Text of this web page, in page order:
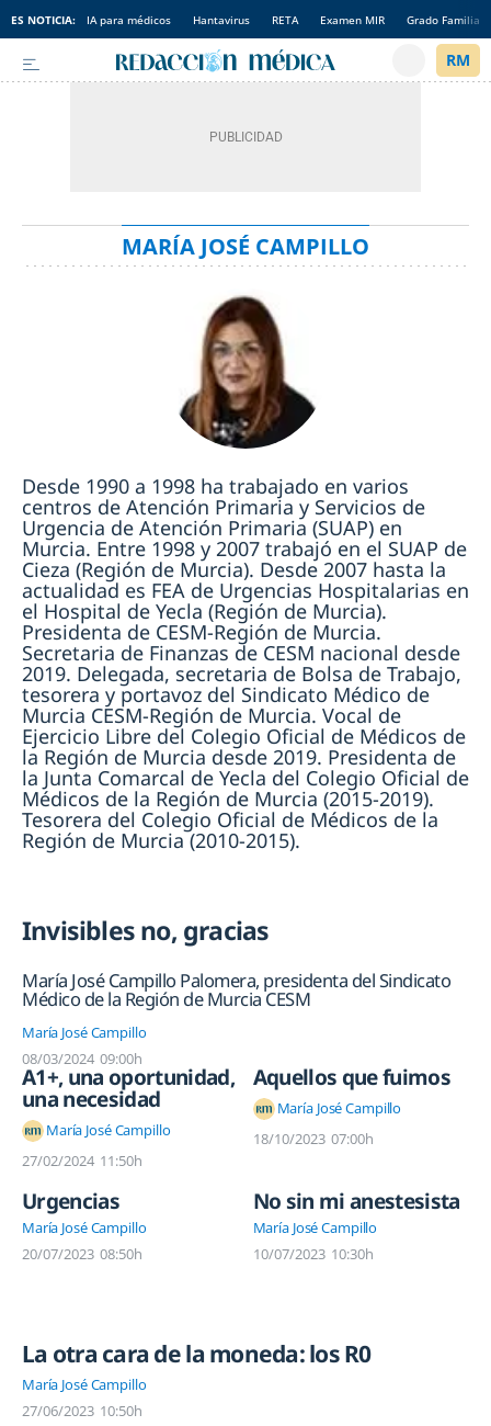
ES NOTICIA: IA para médicos Hantavirus RETA Examen MIR Grado Familia
MARÍA JOSÉ CAMPILLO
Desde 1990 a 1998 ha trabajado en varios
centros de Atención Primaria y Servicios de
Urgencia de Atención Primaria (SUAP) en
Murcia. Entre 1998 y 2007 trabajó en el SUAP de
Cieza (Región de Murcia). Desde 2007 hasta la
actualidad es FEA de Urgencias Hospitalarias en
el Hospital de Yecla (Región de Murcia).
Presidenta de CESM-Región de Murcia.
Secretaria de Finanzas de CESM nacional desde
2019. Delegada, secretaria de Bolsa de Trabajo,
tesorera y portavoz del Sindicato Médico de
Murcia CESM-Región de Murcia. Vocal de
Ejercicio Libre del Colegio Oficial de Médicos de
la Región de Murcia desde 2019. Presidenta de
la Junta Comarcal de Yecla del Colegio Oficial de
Médicos de la Región de Murcia (2015-2019).
Tesorera del Colegio Oficial de Médicos de la
Región de Murcia (2010-2015).
Invisibles no, gracias
María José Campillo Palomera, presidenta del Sindicato
Médico de la Región de Murcia CESM
María José Campillo
08/03/2024 09:00h
A1+, una oportunidad,
una necesidad
María José Campillo
27/02/2024 11:50h
Aquellos que fuimos
María José Campillo
18/10/2023 07:00h
Urgencias
María José Campillo
20/07/2023 08:50h
No sin mi anestesista
María José Campillo
10/07/2023 10:30h
La otra cara de la moneda: los R0
María José Campillo
27/06/2023 10:50h